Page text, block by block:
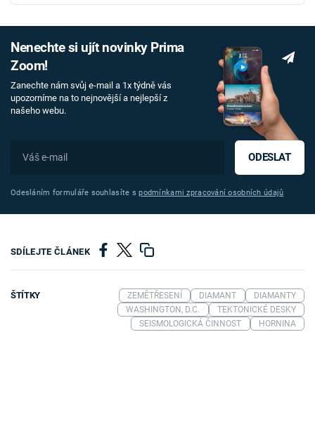
Nenechte si ujít novinky Prima
Zoom!
Zanechte nám svůj e-mail a 1x týdně vás
upozorníme na to nejnovější a nejlepší z
našeho webu.
ODESLAT
Odesláním formuláře souhlasíte spodmínkami zpracování osobních údajů
SDÍLEJTE ČLÁNEK
ŠTÍTKY ZEMĚTŘESENÍ DIAMANT
DIAMANTY
WASHINGTON, D.C.
TEKTONICKÉ DESKY
SEISMOLOGICKÁ ČINNOST
HORNINA